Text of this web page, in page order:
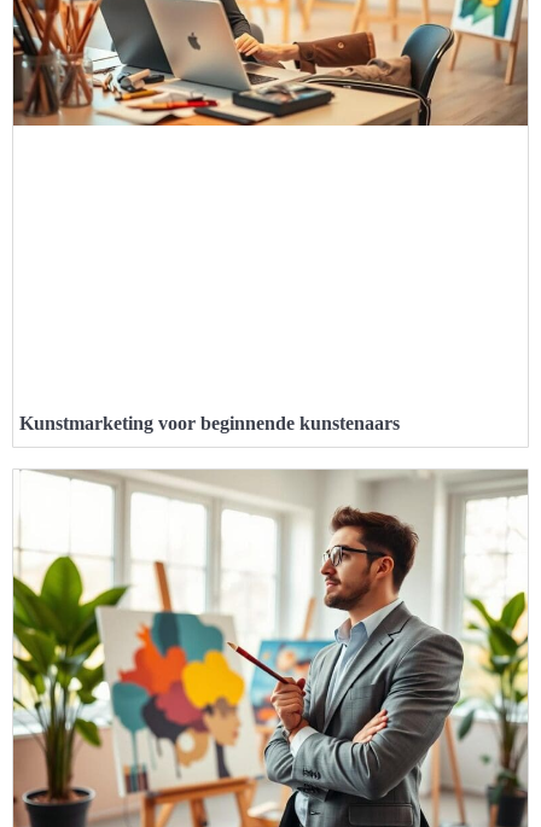
Kunstmarketing voor beginnende kunstenaars